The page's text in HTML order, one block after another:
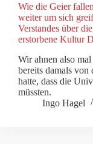
Wie die Geier
weiter um sich
Verstandes über
erstorbene Kultur
Wir ahnen also
bereits damals
hatte, dass die
müssten.
Ingo Hagel